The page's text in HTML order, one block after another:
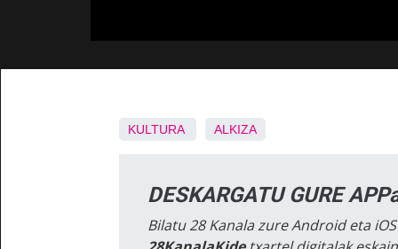
KULTURA ALKIZA
DESKARGATU GURE
Bilatu 28 Kanala zure Android eta